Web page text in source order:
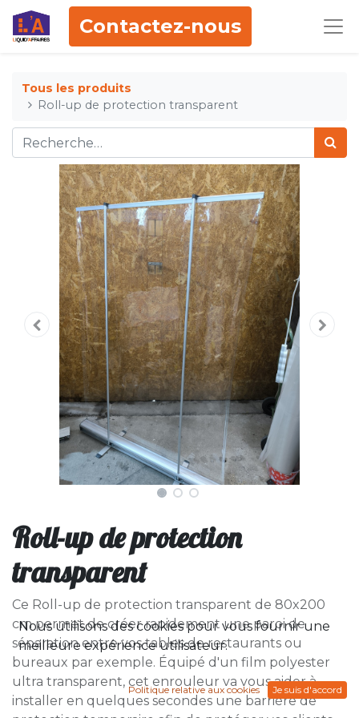
Contactez-nous
Tous les produits
Roll-up de protection transparent
Roll-up de protection
transparent
Ce Roll-up de protection transparent de 80x200
cm permet de créer rapidement une paroi de
séparation entre vos tables de restaurants ou
bureaux par exemple. Équipé d'un film polyester
ultra transparent, cet enrouleur va vous aider à
installer en quelques secondes une barrière de
Nous utilisons des cookies pour vous fournir une
meilleure expérience utilisateur.
Politique relative aux cookies Je suis d'accord